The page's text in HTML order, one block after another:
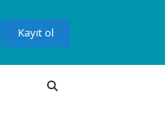
Kayıt ol